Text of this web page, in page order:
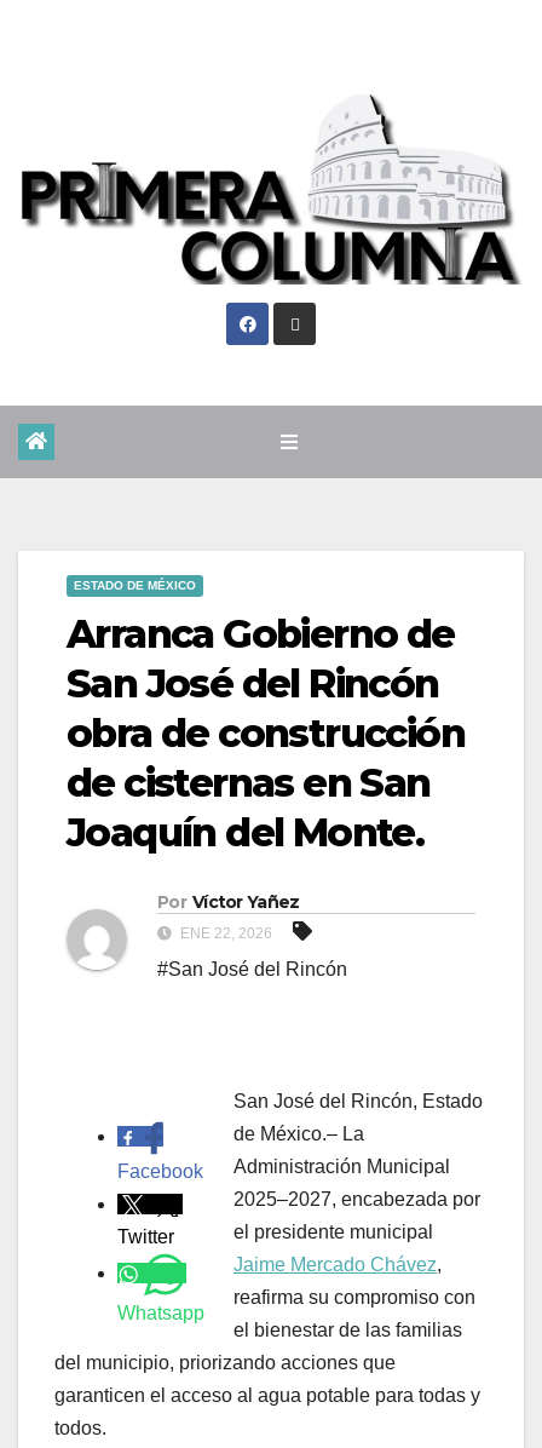
ESTADO DE MÉXICO
Arranca Gobierno de
San José del Rincón
obra de construcción
de cisternas en San
Joaquín del Monte.
Por Víctor Yañez
ENE 22, 2026
#San José del Rincón
Facebook
Twitter
Whatsapp
San José del Rincón, Estado
de México.– La
Administración Municipal
2025–2027, encabezada por
el presidente municipal
Jaime Mercado Chávez,
reafirma su compromiso con
el bienestar de las familias
del municipio, priorizando acciones que
garanticen el acceso al agua potable para todas y
todos.